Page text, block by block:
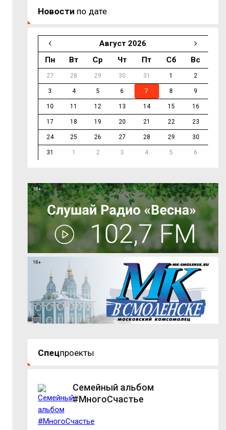
Новости по дате
Август 2026
Пн
Вт Ср Чт Пт Сб Вс
27 28 29 30 31 1 2
3 4 5 6 7 8 9
10 11 12 13 14 15 16
17 18 19 20 21 22 23
24 25 26 27 28 29 30
31 1 2 3 4 5 6
Спецпроекты
Семейный альбом
#МногоСчастье